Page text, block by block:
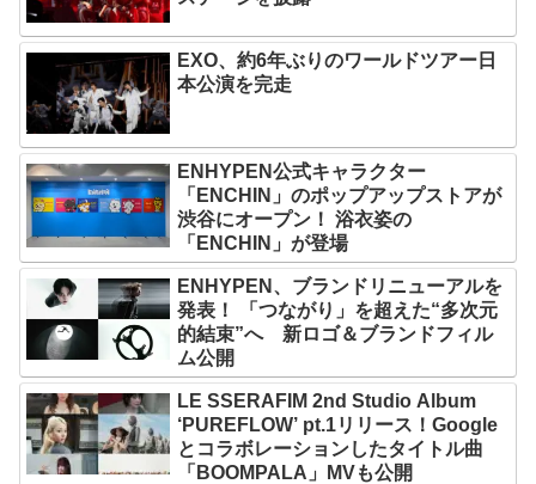
EXO、約6年ぶりのワールドツアー日
本公演を完走
ENHYPEN公式キャラクター
「ENCHIN」のポップアップストアが
渋谷にオープン！ 浴衣姿の
「ENCHIN」が登場
ENHYPEN、ブランドリニューアルを
発表！ 「つながり」を超えた“多次元
的結束”へ 新ロゴ＆ブランドフィル
ム公開
LE SSERAFIM 2nd Studio Album
‘PUREFLOW’ pt.1リリース！Google
とコラボレーションしたタイトル曲
「BOOMPALA」MVも公開